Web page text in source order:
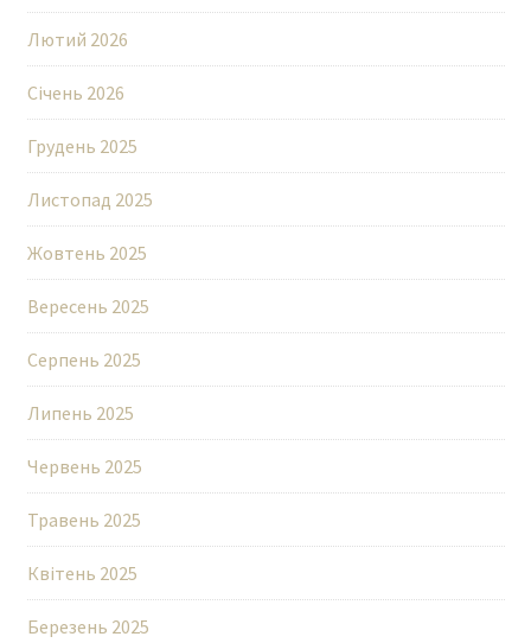
Лютий 2026
Січень 2026
Грудень 2025
Листопад 2025
Жовтень 2025
Вересень 2025
Серпень 2025
Липень 2025
Червень 2025
Травень 2025
Квітень 2025
Березень 2025